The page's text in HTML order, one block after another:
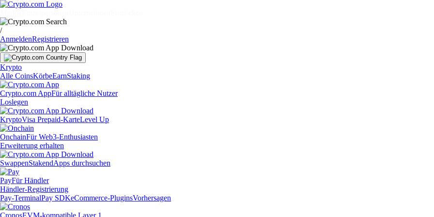
/
AnmeldenRegistrieren
Krypto
Alle CoinsKörbeEarnStaking
Crypto.com AppFür alltägliche Nutzer
Loslegen
KryptoVisa Prepaid-KarteLevel Up
OnchainFür Web3-Enthusiasten
Erweiterung erhalten
SwappenStakendApps durchsuchen
PayFür Händler
Händler-Registrierung
Pay-TerminalPay SDKeCommerce-PluginsVorhersagen
CronosEVM-kompatible Layer 1